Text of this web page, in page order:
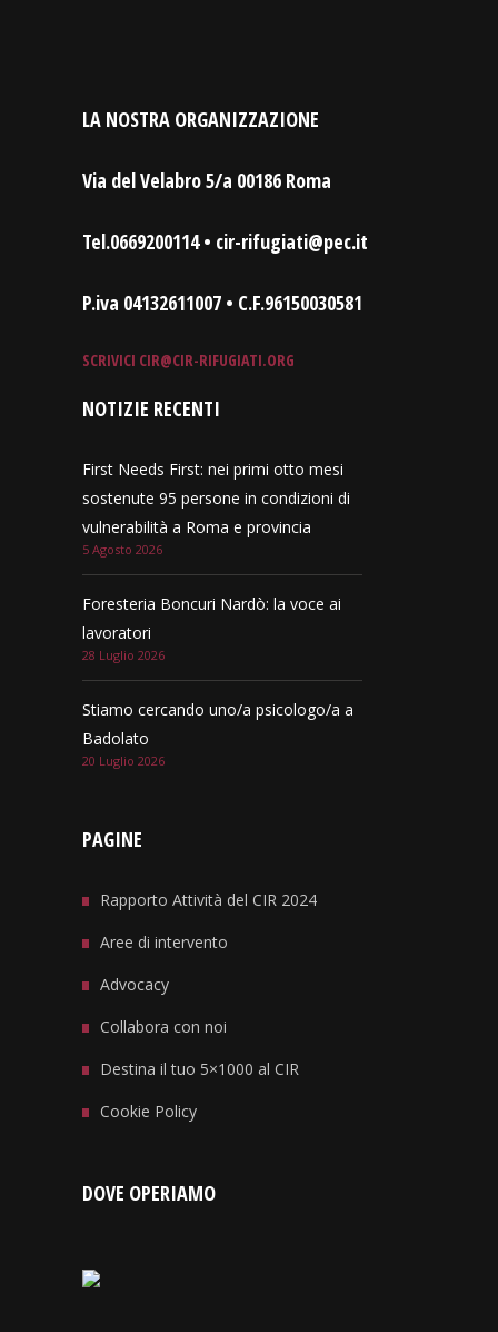
LA NOSTRA ORGANIZZAZIONE
Via del Velabro 5/a 00186 Roma
Tel.0669200114 • cir-rifugiati@pec.it
P.iva 04132611007 • C.F.96150030581
SCRIVICI CIR@CIR-RIFUGIATI.ORG
NOTIZIE RECENTI
First Needs First: nei primi otto mesi
sostenute 95 persone in condizioni di
vulnerabilità a Roma e provincia
5 Agosto 2026
Foresteria Boncuri Nardò: la voce ai
lavoratori
28 Luglio 2026
Stiamo cercando uno/a psicologo/a a
Badolato
20 Luglio 2026
PAGINE
Rapporto Attività del CIR 2024
Aree di intervento
Advocacy
Collabora con noi
Destina il tuo 5×1000 al CIR
Cookie Policy
DOVE OPERIAMO